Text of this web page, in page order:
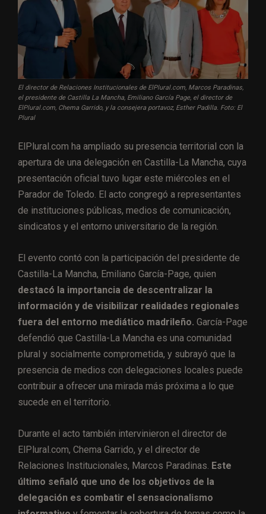
El director de Relaciones Institucionales de ElPlural.com, Marcos Paradinas,
el presidente de Castilla La Mancha, Emiliano García Page, el director de
ElPlural.com, Chema Garrido, y la consejera portavoz, Esther Padilla. Foto: El
Plural
ElPlural.com ha ampliado su presencia territorial con la
apertura de una delegación en Castilla-La Mancha, cuya
presentación oficial tuvo lugar este miércoles en el
Parador de Toledo. El acto congregó a representantes
de instituciones públicas, medios de comunicación,
sindicatos y el entorno universitario de la región.
El evento contó con la participación del presidente de
Castilla-La Mancha, Emiliano García-Page, quien
destacó la importancia de descentralizar la
información y de visibilizar realidades regionales
fuera del entorno mediático madrileño. García-Page
defendió que Castilla-La Mancha es una comunidad
plural y socialmente comprometida, y subrayó que la
presencia de medios con delegaciones locales puede
contribuir a ofrecer una mirada más próxima a lo que
sucede en el territorio.
Durante el acto también intervinieron el director de
ElPlural.com, Chema Garrido, y el director de
Relaciones Institucionales, Marcos Paradinas. Este
último señaló que uno de los objetivos de la
delegación es combatir el sensacionalismo